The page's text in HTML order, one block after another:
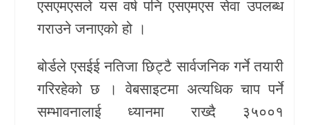
समाचार
प्रविधि
एसएमएसले यस वर्ष पनि एसएमएस सेवा उपलब्ध
गराउने जनाएको हो ।
बोर्डले एसईई नतिजा छिट्टै सार्वजनिक गर्ने तयारी
गरिरहेको छ । वेबसाइटमा अत्यधिक चाप पर्ने
सम्भावनालाई ध्यानमा राख्दै ३५००१